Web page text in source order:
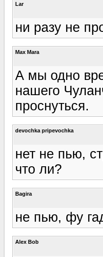
Lar
ни разу не
Max Mara
А мы одно
нашего
проснуться.
devochka pripevochka
нет не пью,
что ли?
Bagira
не пью, фу
Alex Bob